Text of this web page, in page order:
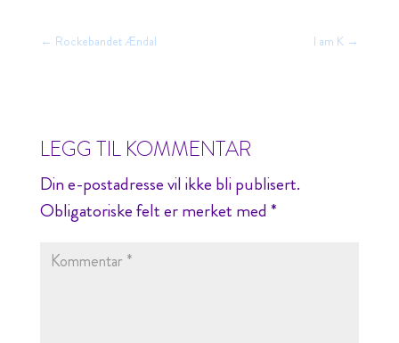
← Rockebandet Ændal I am K →
LEGG TIL KOMMENTAR
Din e-postadresse vil ikke bli publisert.
Obligatoriske felt er merket med*